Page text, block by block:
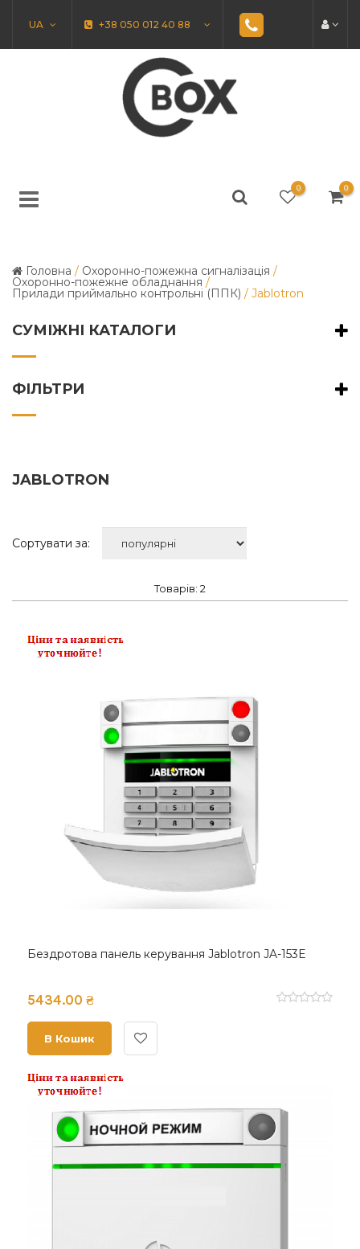
UA +38 050 012 40 88
0 0
Головна / Охоронно-пожежна сигналізація /
Охоронно-пожежне обладнання /
Прилади приймально контрольні (ППК) / Jablotron
СУМІЖНІ КАТАЛОГИ
ФІЛЬТРИ
JABLOTRON
Сортувати за:
Товарів: 2
Бездротова панель керування Jablotron JA-153E
5434.00 ₴
В Кошик